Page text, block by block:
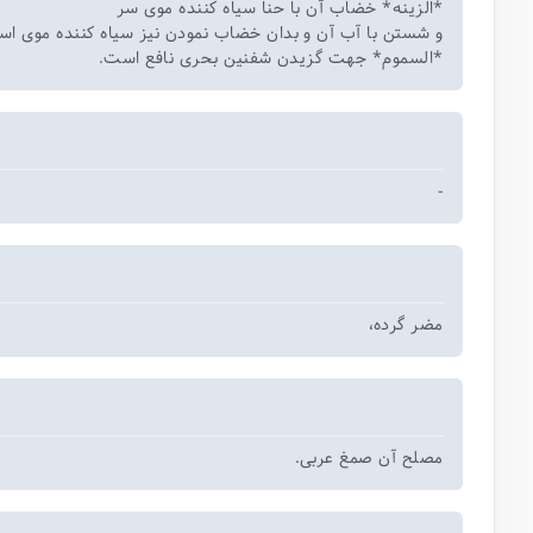
*الزینه* خضاب آن با حنا سیاه کننده موی سر
و شستن با آب آن و بدان خضاب نمودن نیز سیاه کننده موی
*السموم* جهت گزیدن شفنین بحری نافع است.
-
مضر گرده،
مصلح آن صمغ عربی.